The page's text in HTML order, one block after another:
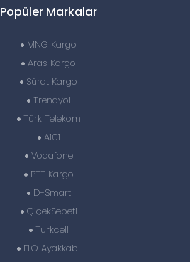
Popüler Markalar
MNG Kargo
Aras Kargo
Sürat Kargo
Trendyol
Türk Telekom
A101
Vodafone
PTT Kargo
D-Smart
ÇiçekSepeti
Turkcell
FLO Ayakkabı